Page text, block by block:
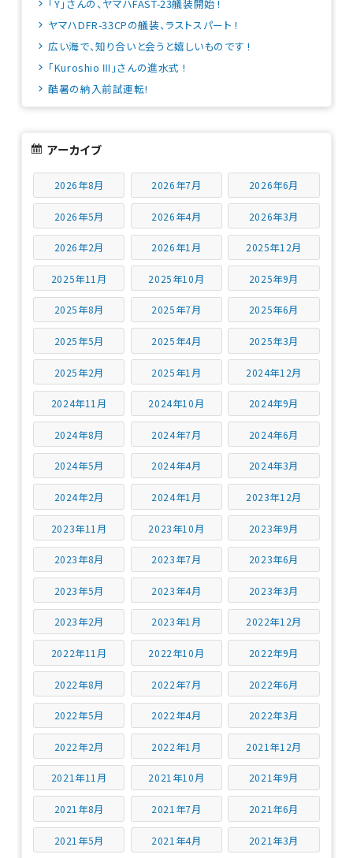
「Y」さんの、ヤマハFAST-23艤装開始 !
ヤマハDFR-33CPの艤装、ラストスパート !
広い海で、知り合いと会うと嬉しいものです !
「Kuroshio Ⅲ」さんの進水式 !
酷暑の納入前試運転!
アーカイブ
2026年8月 2026年7月 2026年6月
2026年5月 2026年4月 2026年3月
2026年2月 2026年1月 2025年12月
2025年11月 2025年10月 2025年9月
2025年8月 2025年7月 2025年6月
2025年5月 2025年4月 2025年3月
2025年2月 2025年1月 2024年12月
2024年11月 2024年10月 2024年9月
2024年8月 2024年7月 2024年6月
2024年5月 2024年4月 2024年3月
2024年2月 2024年1月 2023年12月
2023年11月 2023年10月 2023年9月
2023年8月 2023年7月 2023年6月
2023年5月 2023年4月 2023年3月
2023年2月 2023年1月 2022年12月
2022年11月 2022年10月 2022年9月
2022年8月 2022年7月 2022年6月
2022年5月 2022年4月 2022年3月
2022年2月 2022年1月 2021年12月
2021年11月 2021年10月 2021年9月
2021年8月 2021年7月 2021年6月
2021年5月 2021年4月 2021年3月